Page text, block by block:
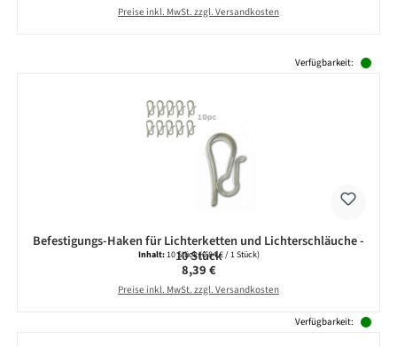
Preise inkl. MwSt. zzgl. Versandkosten
Verfügbarkeit:
Befestigungs-Haken für Lichterketten und Lichterschläuche -
10 Stück
Inhalt:10 Stück(0,84 € / 1 Stück)
Regulärer Preis:
8,39 €
Preise inkl. MwSt. zzgl. Versandkosten
Verfügbarkeit: